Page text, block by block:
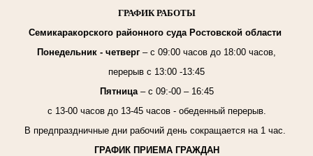
ГРАФИК РАБОТЫ
Семикаракорского районного суда Ростовской области
Понедельник - четверг – с 09:00 часов до 18:00 часов,
перерыв с 13:00 -13:45
Пятница – с 09:-00 – 16:45
с 13-00 часов до 13-45 часов - обеденный перерыв.
В предпраздничные дни рабочий день сокращается на 1 час.
ГРАФИК ПРИЕМА ГРАЖДАН